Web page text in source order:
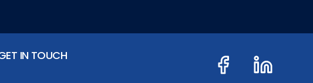
IN TOUCH